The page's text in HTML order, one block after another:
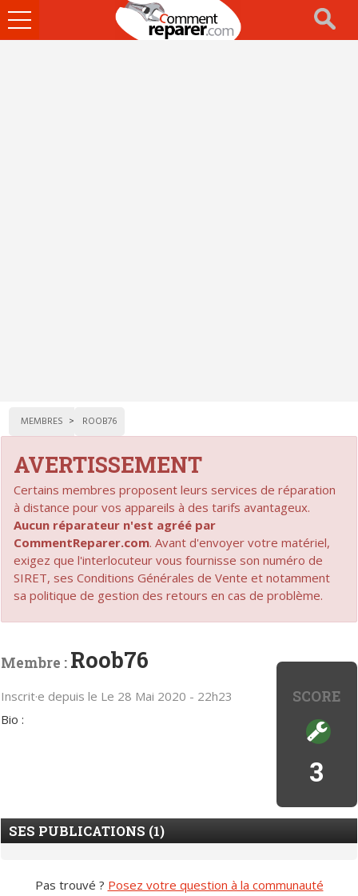
Ouvrir
le
MEMBRES ROOB76
AVERTISSEMENT
Certains membres proposent leurs services de réparation
à distance pour vos appareils à des tarifs avantageux.
Aucun réparateur n'est agréé par
CommentReparer.com. Avant d'envoyer votre matériel,
exigez que l'interlocuteur vous fournisse son numéro de
SIRET, ses Conditions Générales de Vente et notamment
sa politique de gestion des retours en cas de problème.
SCORE
3
Membre : Roob76
Inscrit·e depuis le Le 28 Mai 2020 - 22h23
Bio :
SES PUBLICATIONS (1)
Pas trouvé ? Posez votre question à la communauté